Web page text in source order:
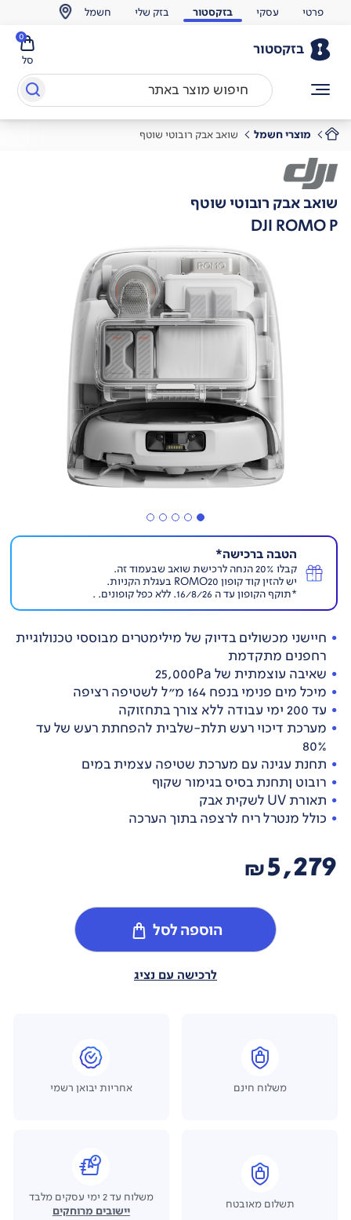
פרטי עסקי בזקסטור בזק שלי חשמל
בזקסטור
סל
0
מוצרי חשמל שואב אבק רובוטי שוטף
שואב אבק רובוטי שוטף
DJI ROMO P
הטבה ברכישה*
קבלו 20% הנחה לרכישת שואב שבעמוד זה.
יש להזין קוד קופון ROMO20 בעגלת הקניות.
*תוקף הקופון עד ה 16/8/26. ללא כפל קופונים. .
חיישני מכשולים בדיוק של מילימטרים מבוססי טכנולוגיית
רחפנים מתקדמת
שאיבה עוצמתית של 25,000Pa
מיכל מים פנימי בנפח 164 מ"ל לשטיפה רציפה
עד 200 ימי עבודה ללא צורך בתחזוקה
מערכת דיכוי רעש תלת-שלבית להפחתת רעש של עד
80%
תחנת עגינה עם מערכת שטיפה עצמית במים
רובוט ןתחנת בסיס בגימור שקוף
תאורת UV לשקית אבק
כולל מנטרל ריח לרצפה בתוך הערכה
5,279
₪
הוספה לסל
לרכישה עם נציג
משלוח חינם אחריות יבואן רשמי
תשלום מאובטח
משלוח עד 2 ימי עסקים מלבד
יישובים מרוחקים